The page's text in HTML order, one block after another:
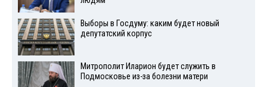
Выборы в Госдуму: каким будет новый
депутатский корпус
Митрополит Иларион будет служить в
Подмосковье из-за болезни матери